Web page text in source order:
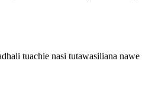
tuachie nasi tutawasiliana nawe